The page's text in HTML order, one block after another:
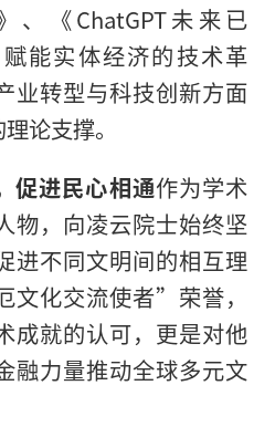
、《ChatGPT未来已
能实体经济的技术革
业转型与科技创新方面
论支撑。
促进民心相通作为学术
物，向凌云院士始终坚
进不同文明间的相互理
化交流使者”荣誉，
成就的认可，更是对他
融力量推动全球多元文